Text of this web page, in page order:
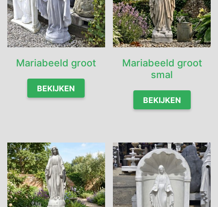
zijn duurzaam en weerbestendig, zodat ze vele jaren
van schoonheid kunnen bieden in uw tuin. Hun tijdloze
uitstraling en rustieke charme zullen een prachtig
decor vormen en een gevoel van vrede brengen, of ze
struiken staan of een prominente plek krijgen op een
stenen sokkel. Laat deze betonnen heiligen en
religieuze beelden een bron van troost en inspiratie
zijn in uw tuin.
hieronder ons assortiment met Religieuze beelden.
Mariabeeld groot
BEKIJKEN
Mariabeeld groot
smal
BEKIJKEN